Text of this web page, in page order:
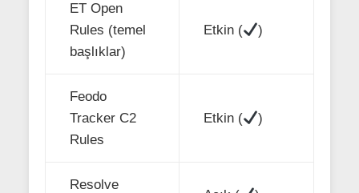
ET Open
Rules (temel
başlıklar)
Etkin ( )
Feodo
Tracker C2
Rules
Etkin ( )
Resolve